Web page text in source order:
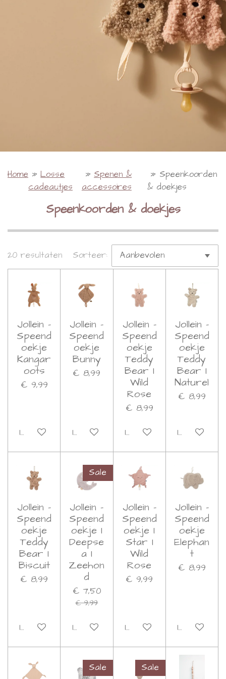
Home » Losse
cadeautjes
» Spenen &
accessoires
» Speenkoorden
& doekjes
Speenkoorden & doekjes
20 resultaten Sorteer:
Jollein -
Speend
oekje
Kangar
oots
€ 9,99
In winkelwagen
Jollein -
Speend
oekje
Bunny
€ 8,99
In winkelwagen
Jollein -
Speend
oekje
Teddy
Bear I
Wild
Rose
€ 8,99
In winkelwagen
Jollein -
Speend
oekje
Teddy
Bear I
Naturel
€ 8,99
In
Jollein -
Speend
oekje
Teddy
Bear I
Biscuit
€ 8,99
In winkelwagen
Sale
Jollein -
Speend
oekje I
Deepse
a I
Zeehon
d
€ 7,50
€ 9,99
In winkelwagen
Jollein -
Speend
oekje I
Star I
Wild
Rose
€ 9,99
In winkelwagen
Jollein -
Speend
oekje
Elephan
t
€ 8,99
In
Sale Sale